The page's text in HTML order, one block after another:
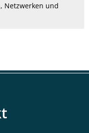
Netzwerken und